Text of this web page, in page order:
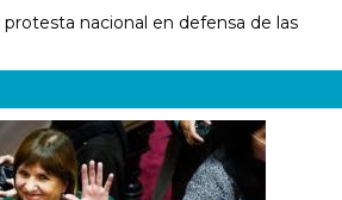
protesta nacional en defensa de las